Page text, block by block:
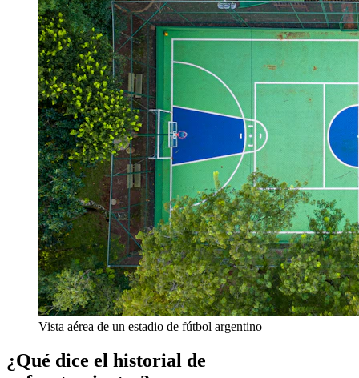
Vista aérea de un estadio de fútbol argentino
¿Qué dice el historial de